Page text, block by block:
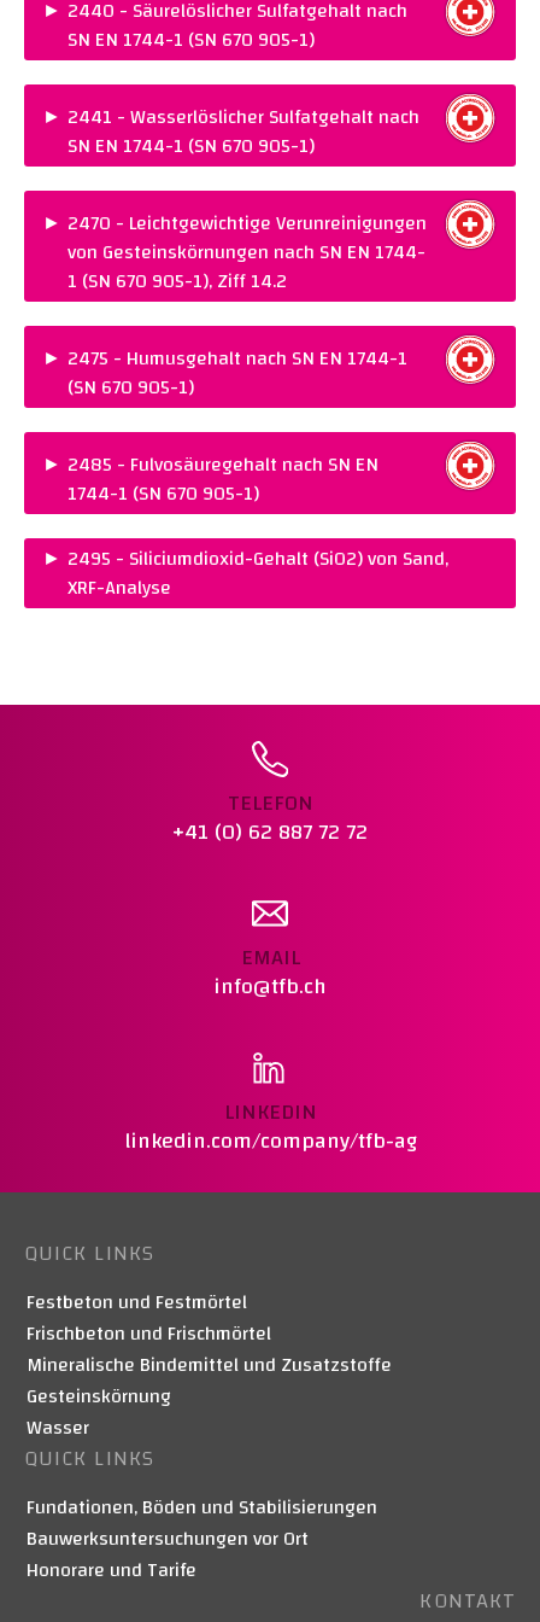
NORM :SN EN 1744-1 (SN 670 905-1)
Warenkorb legen
► 2440 - Säurelöslicher Sulfatgehalt nach
SN EN 1744-1 (SN 670 905-1)
PREIS :CHF 280.00
NORM :SN EN 1744-1 (SN 670 905-1)
Warenkorb legen
► 2441 - Wasserlöslicher Sulfatgehalt nach
SN EN 1744-1 (SN 670 905-1)
PREIS :CHF 280.00
NORM :SN EN 1744-1 (SN 670 905-1)
Warenkorb legen
► 2470 - Leichtgewichtige Verunreinigungen
von Gesteinskörnungen nach SN EN 1744-
1 (SN 670 905-1), Ziff 14.2
PREIS :CHF 650.00
NORM :SN EN 1744-1 (SN 670 905-1)
Warenkorb legen
► 2475 - Humusgehalt nach SN EN 1744-1
(SN 670 905-1)
PREIS :CHF 120.00
NORM :SN EN 1744-1 (SN 670 905-1)
Warenkorb legen
► 2485 - Fulvosäuregehalt nach SN EN
1744-1 (SN 670 905-1)
PREIS :CHF 175.00
NORM :SN EN 1744-1 (SN 670 905-1)
Warenkorb legen
► 2495 - Siliciumdioxid-Gehalt (SiO2) von Sand,
XRF-Analyse
TELEFON
+41 (0) 62 887 72 72
EMAIL
info@tfb.ch
LINKEDIN
linkedin.com/company/tfb-ag
QUICK LINKS
Festbeton und Festmörtel
Frischbeton und Frischmörtel
Mineralische Bindemittel und Zusatzstoffe
Gesteinskörnung
Wasser
QUICK LINKS
Fundationen, Böden und Stabilisierungen
Bauwerksuntersuchungen vor Ort
Honorare und Tarife
KONTAKT